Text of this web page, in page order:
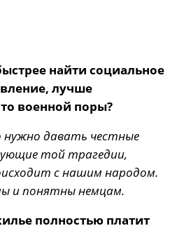
найти социальное
лучше
военной поры?
давать честные
той трагедии,
с нашим народом.
и понятны немцам.
полностью платит